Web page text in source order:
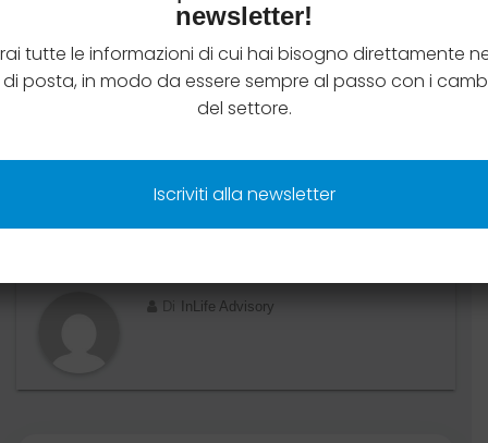
Contattaci via mail a
oppure
Chiamaci
Di InLife Advisory
newsletter!
tutte le informazioni di cui hai bisogno direttamente
posta, in modo da essere sempre al passo con i
del settore.
Iscriviti alla newsletter